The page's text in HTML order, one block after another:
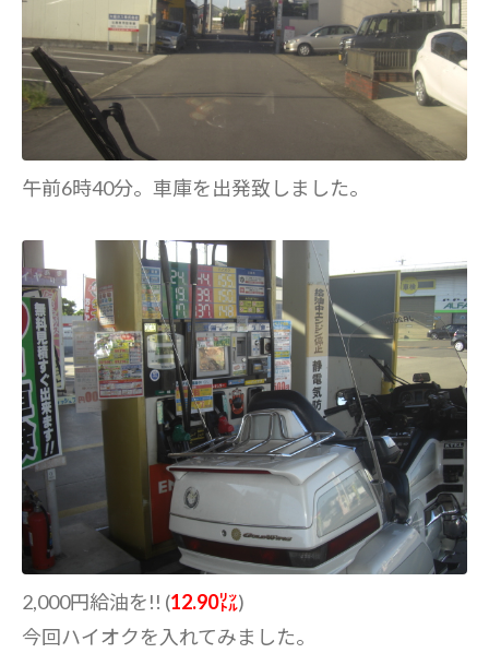
午前6時40分。車庫を出発致しました。
2,000円給油を!! (12.90㍑)
今回ハイオクを入れてみました。